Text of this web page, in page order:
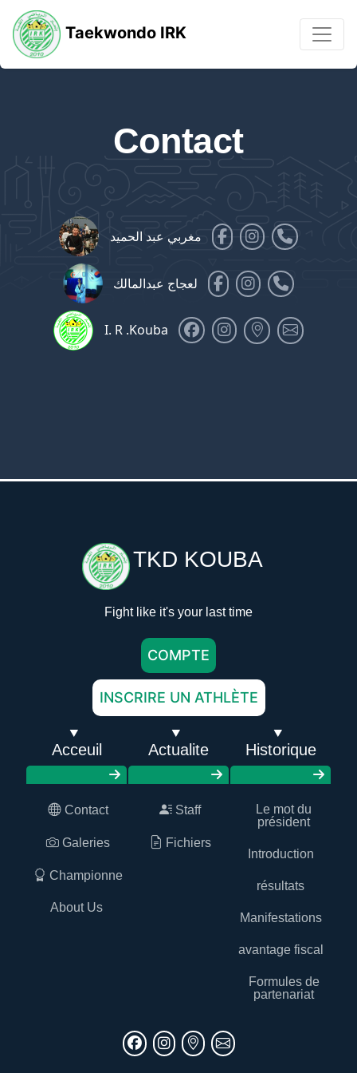
Taekwondo IRK
Contact
مغربي عبد الحميد
لعجاج عبدالمالك
I. R .Kouba
TKD KOUBA
Fight like it's your last time
COMPTE
INSCRIRE UN ATHLÈTE
Acceuil
Contact
Galeries
Championne
About Us
Actualite
Staff
Fichiers
Historique
Le mot du
président
Introduction
résultats
Manifestations
avantage fiscal
Formules de
partenariat